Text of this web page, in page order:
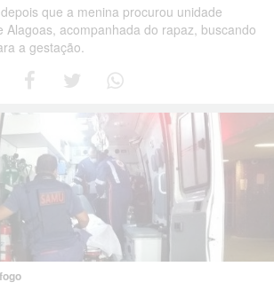
que a menina procurou unidade
Alagoas, acompanhada do rapaz, buscando
a gestação.